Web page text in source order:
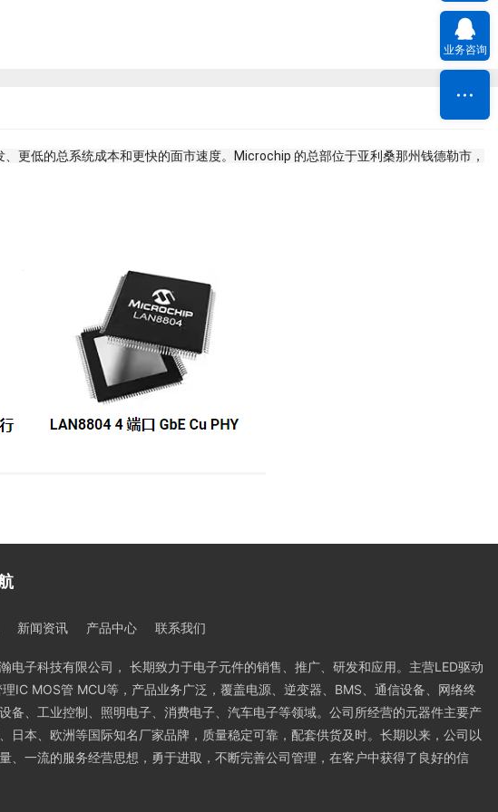
更低的总系统成本和更快的面市速度。Microchip 的总部位于亚利桑那州钱德勒市，
新闻资讯 产品中心 联系我们
电子科技有限公司， 长期致力于电子元件的销售、推广、研发和应用。主营LED驱动
IC MOS管 MCU等，产品业务广泛，覆盖电源、逆变器、BMS、通信设备、网络终
备、工业控制、照明电子、消费电子、汽车电子等领域。公司所经营的元器件主要产
日本、欧洲等国际知名厂家品牌，质量稳定可靠，配套供货及时。长期以来，公司以
、一流的服务经营思想，勇于进取，不断完善公司管理，在客户中获得了良好的信
业务咨询